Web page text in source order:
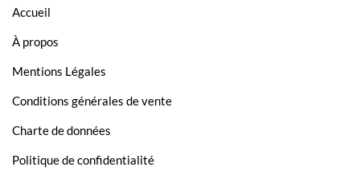
Accueil
À propos
Mentions Légales
Conditions générales de vente
Charte de données
Politique de confidentialité